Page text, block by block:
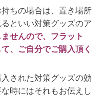
ちの場合は、置き場所
といい対策グッズのア
せんので、フラット
、ご自分でご購入頂く
された対策グッズの効
時にはそれもお伝えし